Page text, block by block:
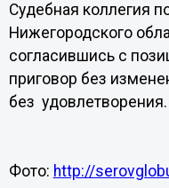
Судебная коллегия
Нижегородского
согласившись с
приговор без
без удовлетворения.
Фото: http://